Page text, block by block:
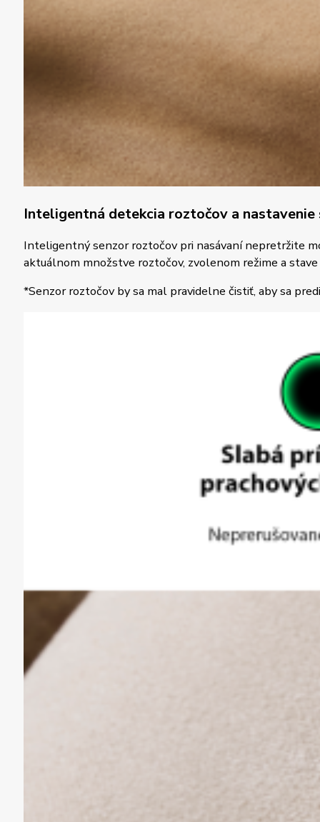
Inteligentná detekcia roztočov a nastavenie
Inteligentný senzor roztočov pri nasávaní nepretržite
aktuálnom množstve roztočov, zvolenom režime a stave
*Senzor roztočov by sa mal pravidelne čistiť, aby sa